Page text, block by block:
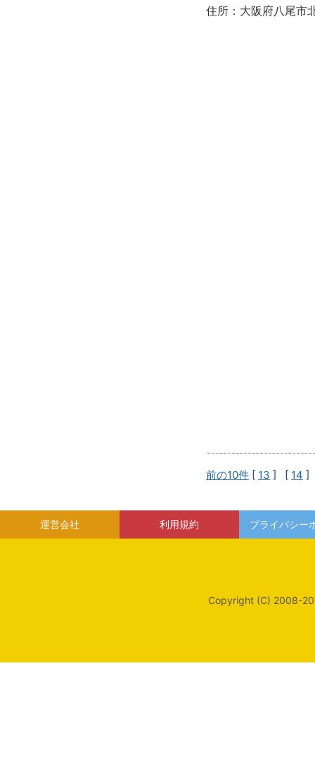
住所：大阪府八尾市
前の10件 [ 13 ] [ 14 ]
運営会社 利用規約 プライバシー
Copyright (C) 2008-